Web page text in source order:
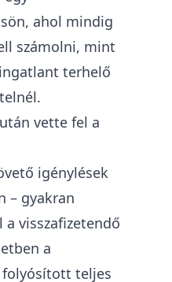
január 01. napja
által - a
határidő
kell
semmilyen
nem terheli.
nem teljesül,
és a hitel
ügyleti kamatát
meg. Ez a